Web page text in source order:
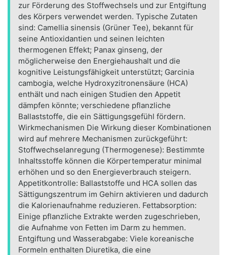
zur Förderung des Stoffwechsels und zur Entgiftung
des Körpers verwendet werden. Typische Zutaten
sind: Camellia sinensis (Grüner Tee), bekannt für
seine Antioxidantien und seinen leichten
thermogenen Effekt; Panax ginseng, der
möglicherweise den Energiehaushalt und die
kognitive Leistungsfähigkeit unterstützt; Garcinia
cambogia, welche Hydroxyzitronensäure (HCA)
enthält und nach einigen Studien den Appetit
dämpfen könnte; verschiedene pflanzliche
Ballaststoffe, die ein Sättigungsgefühl fördern.
Wirkmechanismen Die Wirkung dieser Kombinationen
wird auf mehrere Mechanismen zurückgeführt:
Stoffwechselanregung (Thermogenese): Bestimmte
Inhaltsstoffe können die Körpertemperatur minimal
erhöhen und so den Energieverbrauch steigern.
Appetitkontrolle: Ballaststoffe und HCA sollen das
Sättigungszentrum im Gehirn aktivieren und dadurch
die Kalorienaufnahme reduzieren. Fettabsorption:
Einige pflanzliche Extrakte werden zugeschrieben,
die Aufnahme von Fetten im Darm zu hemmen.
Entgiftung und Wasserabgabe: Viele koreanische
Formeln enthalten Diuretika, die eine